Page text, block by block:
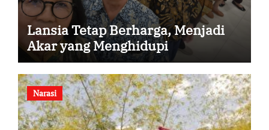
Lansia Tetap Berharga, Menjadi
Akar yang Menghidupi
Narasi